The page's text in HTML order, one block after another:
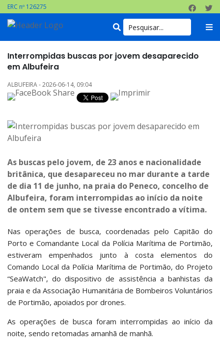
ERC nº 126275
Interrompidas buscas por jovem desaparecido
em Albufeira
ALBUFEIRA - 2026-06-14, 09:04
As buscas pelo jovem, de 23 anos e nacionalidade
britânica, que desapareceu no mar durante a tarde
de dia 11 de junho, na praia do Peneco, concelho de
Albufeira, foram interrompidas ao início da noite
de ontem sem que se tivesse encontrado a vítima.
Nas operações de busca, coordenadas pelo Capitão do
Porto e Comandante Local da Polícia Marítima de Portimão,
estiveram empenhados junto à costa elementos do
Comando Local da Polícia Marítima de Portimão, do Projeto
“SeaWatch", do dispositivo de assistência a banhistas da
praia e da Associação Humanitária de Bombeiros Voluntários
de Portimão, apoiados por drones.
As operações de busca foram interrompidas ao início da
noite, sendo retomadas amanhã de manhã.